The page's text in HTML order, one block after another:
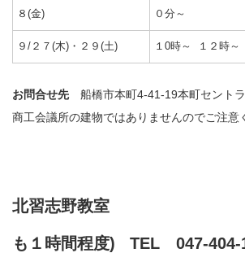
８(金)
０分～
９/２７(木)・２９(土) １0時～ １２時
お問合せ先船橋市本町4-41-19本町セント
商工会議所の建物ではありませんのでご注意
北習志野
も１時間程度) TEL 047-404-